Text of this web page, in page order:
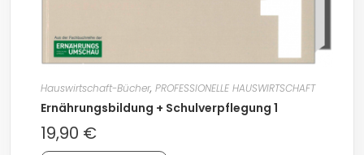
Hauswirtschaft-Bücher, PROFESSIONELLE HAUSWIRTSCHAFT
Ernährungsbildung + Schulverpflegung 1
19,90 €